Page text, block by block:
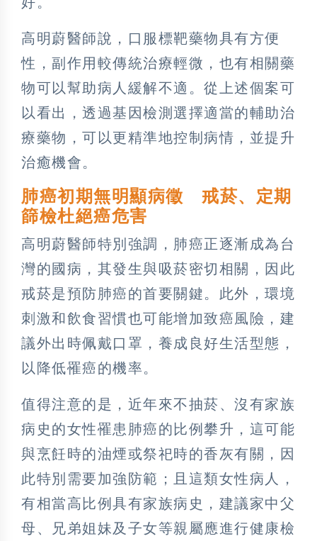
高明蔚醫師說，口服標靶藥物具有方便
性，副作用較傳統治療輕微，也有相關藥
物可以幫助病人緩解不適。從上述個案可
以看出，透過基因檢測選擇適當的輔助治
療藥物，可以更精準地控制病情，並提升
治癒機會。
肺癌初期無明顯病徵 戒菸、定期
篩檢杜絕癌危害
高明蔚醫師特別強調，肺癌正逐漸成為台
灣的國病，其發生與吸菸密切相關，因此
戒菸是預防肺癌的首要關鍵。此外，環境
刺激和飲食習慣也可能增加致癌風險，建
議外出時佩戴口罩，養成良好生活型態，
以降低罹癌的機率。
值得注意的是，近年來不抽菸、沒有家族
病史的女性罹患肺癌的比例攀升，這可能
與烹飪時的油煙或祭祀時的香灰有關，因
此特別需要加強防範；且這類女性病人，
有相當高比例具有家族病史，建議家中父
母、兄弟姐妹及子女等親屬應進行健康檢